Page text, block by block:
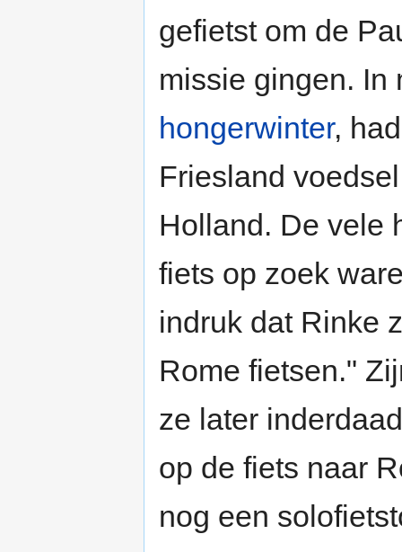
gefietst om de
missie gingen. In
hongerwinter,
Friesland
Holland. De vele
fiets op zoek
indruk dat Rinke
Rome fietsen."
ze later
op de fiets naar
nog een